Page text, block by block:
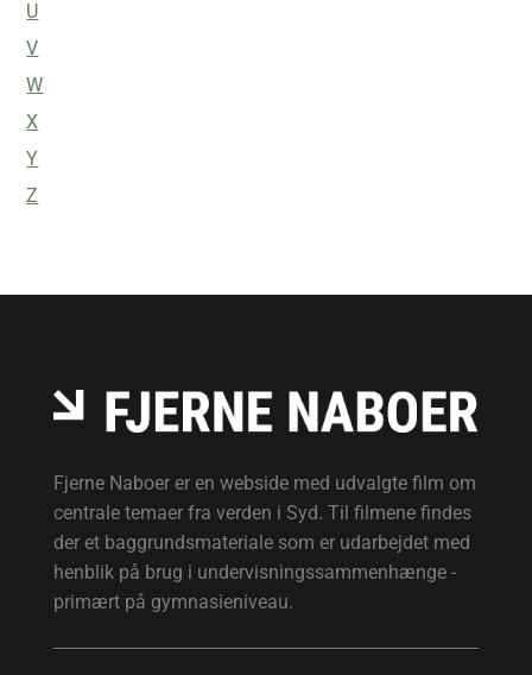
U
V
W
X
Y
Z
Fjerne Naboer er en webside med udvalgte film om
centrale temaer fra verden i Syd. Til filmene findes
der et baggrundsmateriale som er udarbejdet med
henblik på brug i undervisningssammenhænge -
primært på gymnasieniveau.